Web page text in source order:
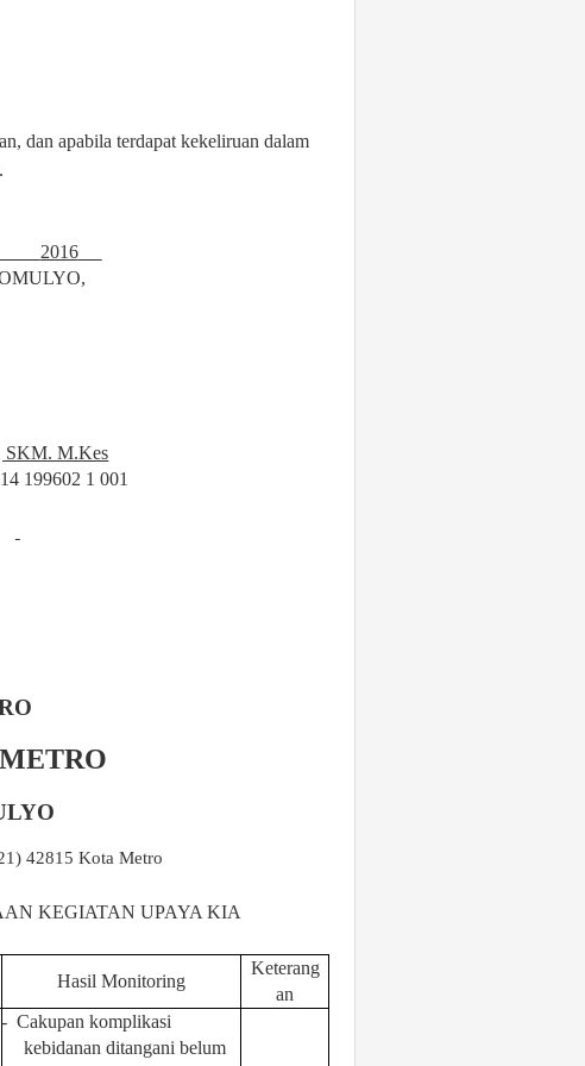
dan apabila terdapat kekeliruan dalam
2016
SKM. M.Kes
199602 1 001
42815 Kota Metro
KEGIATAN UPAYA KIA
Hasil Monitoring
Keterang
an
- Cakupan komplikasi
kebidanan ditangani belum